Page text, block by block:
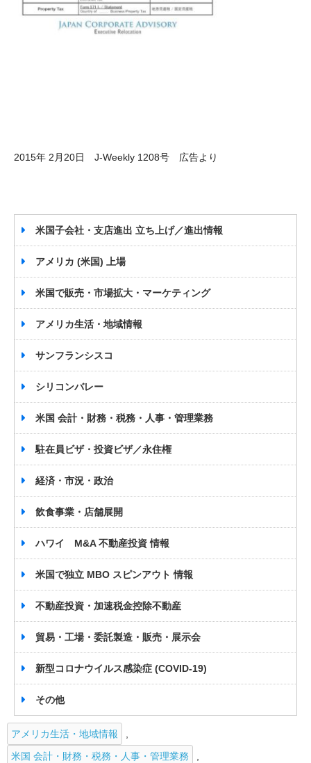
2015年 2月20日 J-Weekly 1208号 広告より
米国子会社・支店進出 立ち上げ／進出情報
アメリカ (米国) 上場
米国で販売・市場拡大・マーケティング
アメリカ生活・地域情報
サンフランシスコ
シリコンバレー
米国 会計・財務・税務・人事・管理業務
駐在員ビザ・投資ビザ／永住権
経済・市況・政治
飲食事業・店舗展開
ハワイ M&A 不動産投資 情報
米国で独立 MBO スピンアウト 情報
不動産投資・加速税金控除不動産
貿易・工場・委託製造・販売・展示会
新型コロナウイルス感染症 (COVID-19)
その他
アメリカ生活・地域情報
米国 会計・財務・税務・人事・管理業務